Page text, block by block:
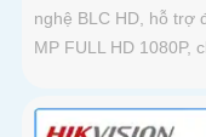
nghệ BLC HD, hỗ trợ
MP FULL HD 1080P,